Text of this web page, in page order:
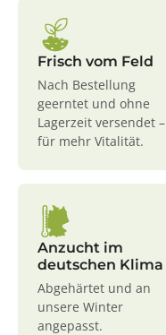
Frisch vom Feld
Nach Bestellung
geerntet und ohne
Lagerzeit versendet –
für mehr Vitalität.
Anzucht im
deutschen Klima
Abgehärtet und an
unsere Winter
angepasst.